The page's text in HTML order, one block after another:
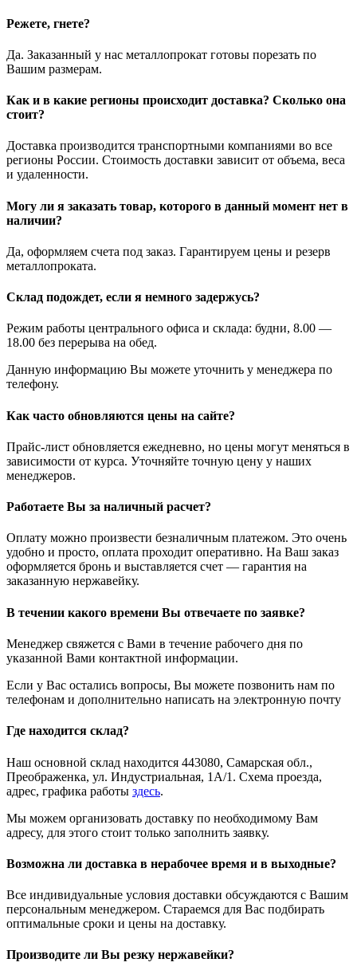
Режете, гнете?
Да. Заказанный у нас металлопрокат готовы порезать по
Вашим размерам.
Как и в какие регионы происходит доставка? Сколько она
стоит?
Доставка производится транспортными компаниями во все
регионы России. Стоимость доставки зависит от объема, веса
и удаленности.
Могу ли я заказать товар, которого в данный момент нет в
наличии?
Да, оформляем счета под заказ. Гарантируем цены и резерв
металлопроката.
Склад подождет, если я немного задержусь?
Режим работы центрального офиса и склада: будни, 8.00 —
18.00 без перерыва на обед.
Данную информацию Вы можете уточнить у менеджера по
телефону.
Как часто обновляются цены на сайте?
Прайс-лист обновляется ежедневно, но цены могут меняться в
зависимости от курса. Уточняйте точную цену у наших
менеджеров.
Работаете Вы за наличный расчет?
Оплату можно произвести безналичным платежом. Это очень
удобно и просто, оплата проходит оперативно. На Ваш заказ
оформляется бронь и выставляется счет — гарантия на
заказанную нержавейку.
В течении какого времени Вы отвечаете по заявке?
Менеджер свяжется с Вами в течение рабочего дня по
указанной Вами контактной информации.
Если у Вас остались вопросы, Вы можете позвонить нам по
телефонам и дополнительно написать на электронную почту
Где находится склад?
Наш основной склад находится 443080, Самарская обл.,
Преображенка, ул. Индустриальная, 1А/1. Схема проезда,
адрес, графика работы здесь.
Мы можем организовать доставку по необходимому Вам
адресу, для этого стоит только заполнить заявку.
Возможна ли доставка в нерабочее время и в выходные?
Все индивидуальные условия доставки обсуждаются с Вашим
персональным менеджером. Стараемся для Вас подбирать
оптимальные сроки и цены на доставку.
Производите ли Вы резку нержавейки?